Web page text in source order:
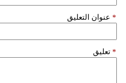
عنوان التعليق *
تعليق *